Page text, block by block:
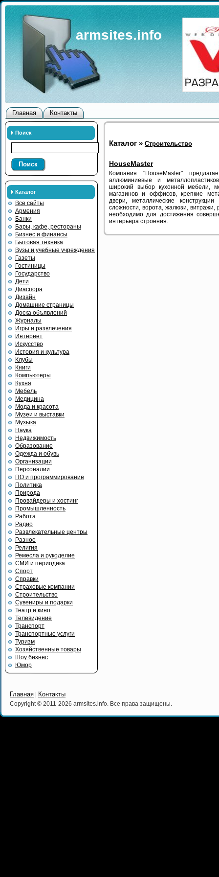
armsites.info
Главная Контакты
Поиск
Поиск
Каталог
Все сайты
Армения
Банки
Бары, кафе, рестораны
Бизнес и финансы
Бытовая техника
Вузы и учебные учреждения
Газеты
Гостиницы
Государство
Дети
Диаспора
Дизайн
Домашние страницы
Доска объявлений
Журналы
Игры и развлечения
Интернет
Искусство
История и культура
Клубы
Книги
Компьютеры
Кухня
Мебель
Медицина
Мода и красота
Музеи и выставки
Музыка
Наука
Недвижимость
Образование
Одежда и обувь
Организации
Персоналии
ПО и программирование
Политика
Природа
Провайдеры и хостинг
Промышленность
Работа
Радио
Развлекательные центры
Разное
Религия
Ремесла и рукоделие
СМИ и периодика
Спорт
Справки
Страховые компании
Строительство
Сувениры и подарки
Театр и кино
Телевидение
Транспорт
Транспортные услуги
Туризм
Хозяйственные товары
Шоу бизнес
Юмор
Каталог » Строительство
HouseMaster
Компания "HouseMaster"
аллюминиевые и
широкий выбор кухонной мебели,
магазинов и оффисов, крепкие
двери, металлические
сложности, ворота, жалюзи, витражи,
необходимо для достижения
интерьера строения.
Главная Контакты
Copyright © 2011-2026 armsites.info. Все права защищены.